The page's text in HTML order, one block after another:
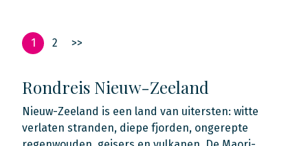
1 2 >>
Rondreis Nieuw-Zeeland
Nieuw-Zeeland is een land van uitersten: witte
verlaten stranden, diepe fjorden, ongerepte